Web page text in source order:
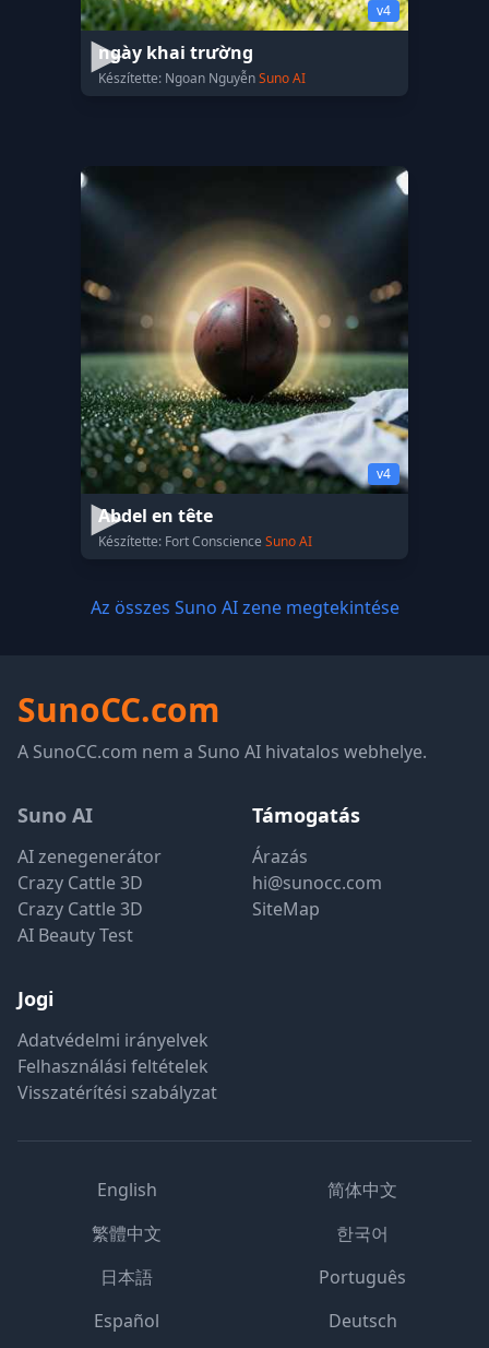
v4
ngày khai trường
Készítette: Ngoan NguyễnSuno AI
v4
Abdel en tête
Készítette: Fort Conscience Suno AI
Az összes Suno AI zene megtekintése
SunoCC.com
A SunoCC.com nem a Suno AI hivatalos webhelye.
Suno AI
AI zenegenerátor
Crazy Cattle 3D
Crazy Cattle 3D
AI Beauty Test
Támogatás
Árazás
hi@sunocc.com
SiteMap
Jogi
Adatvédelmi irányelvek
Felhasználási feltételek
Visszatérítési szabályzat
English
简体中文
繁體中文
한국어
日本語
Português
Español
Deutsch